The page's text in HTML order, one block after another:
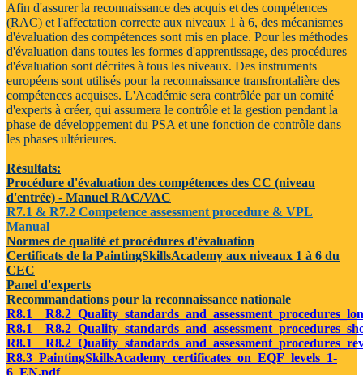
Afin d'assurer la reconnaissance des acquis et des compétences
(RAC) et l'affectation correcte aux niveaux 1 à 6, des mécanismes
d'évaluation des compétences sont mis en place. Pour les méthodes
d'évaluation dans toutes les formes d'apprentissage, des procédures
d'évaluation sont décrites à tous les niveaux. Des instruments
européens sont utilisés pour la reconnaissance transfrontalière des
compétences acquises. L'Académie sera contrôlée par un comité
d'experts à créer, qui assumera le contrôle et la gestion pendant la
phase de développement du PSA et une fonction de contrôle dans
les phases ultérieures.
Résultats:
Procédure d'évaluation des compétences des CC (niveau
d'entrée) - Manuel RAC/VAC
R7.1 & R7.2 Competence assessment procedure & VPL
Manual
Normes de qualité et procédures d'évaluation
Certificats de la PaintingSkillsAcademy aux niveaux 1 à 6 du
CEC
Panel d'experts
Recommandations pour la reconnaissance nationale
R8.3_PaintingSkillsAcademy_certificates_on_EQF_levels_1-